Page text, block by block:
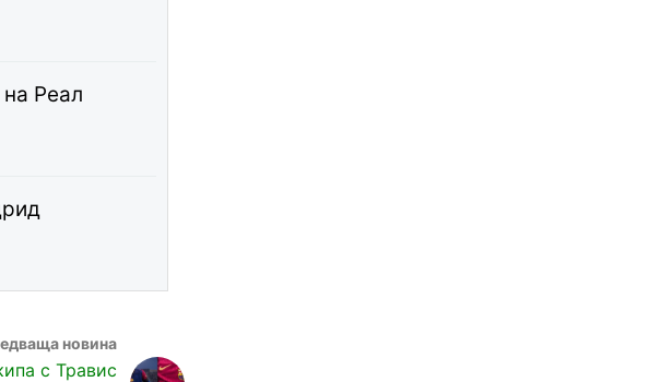
Реал
с Травис